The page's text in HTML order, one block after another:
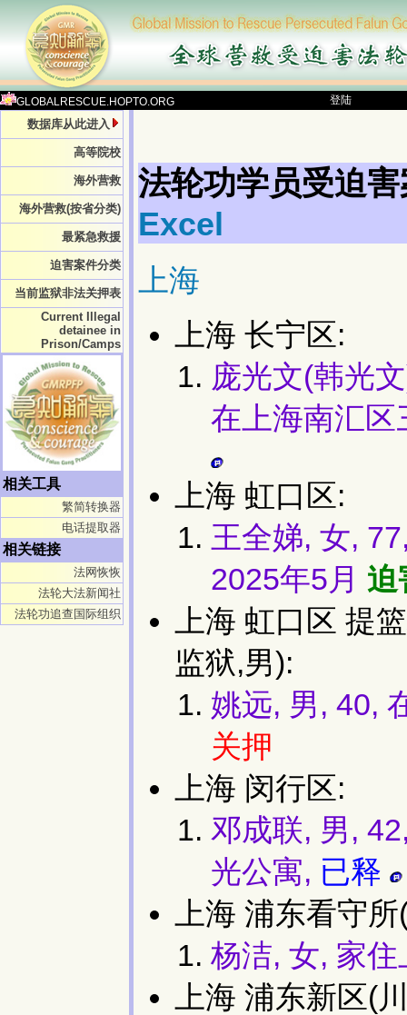
GLOBALRESCUE.HOPTO.ORG 登陆
数据库从此进入
高等院校
海外营救
海外营救(按省分类)
最紧急救援
迫害案件分类
当前监狱非法关押表
Current Illegal
detainee in
Prison/Camps
相关工具
繁简转换器
电话提取器
相关链接
法网恢恢
法轮大法新闻社
法轮功追查国际组织
法轮功学员受迫
Excel
上海
上海 长宁区:
庞光文(韩光
在上海南汇
上海 虹口区:
王全娣, 女,
2025年5月 迫
上海 虹口区 提
监狱,男):
姚远, 男, 40,
关押
上海 闵行区:
邓成联, 男,
光公寓, 已释
上海 浦东看守
杨洁, 女, 家
上海 浦东新区(